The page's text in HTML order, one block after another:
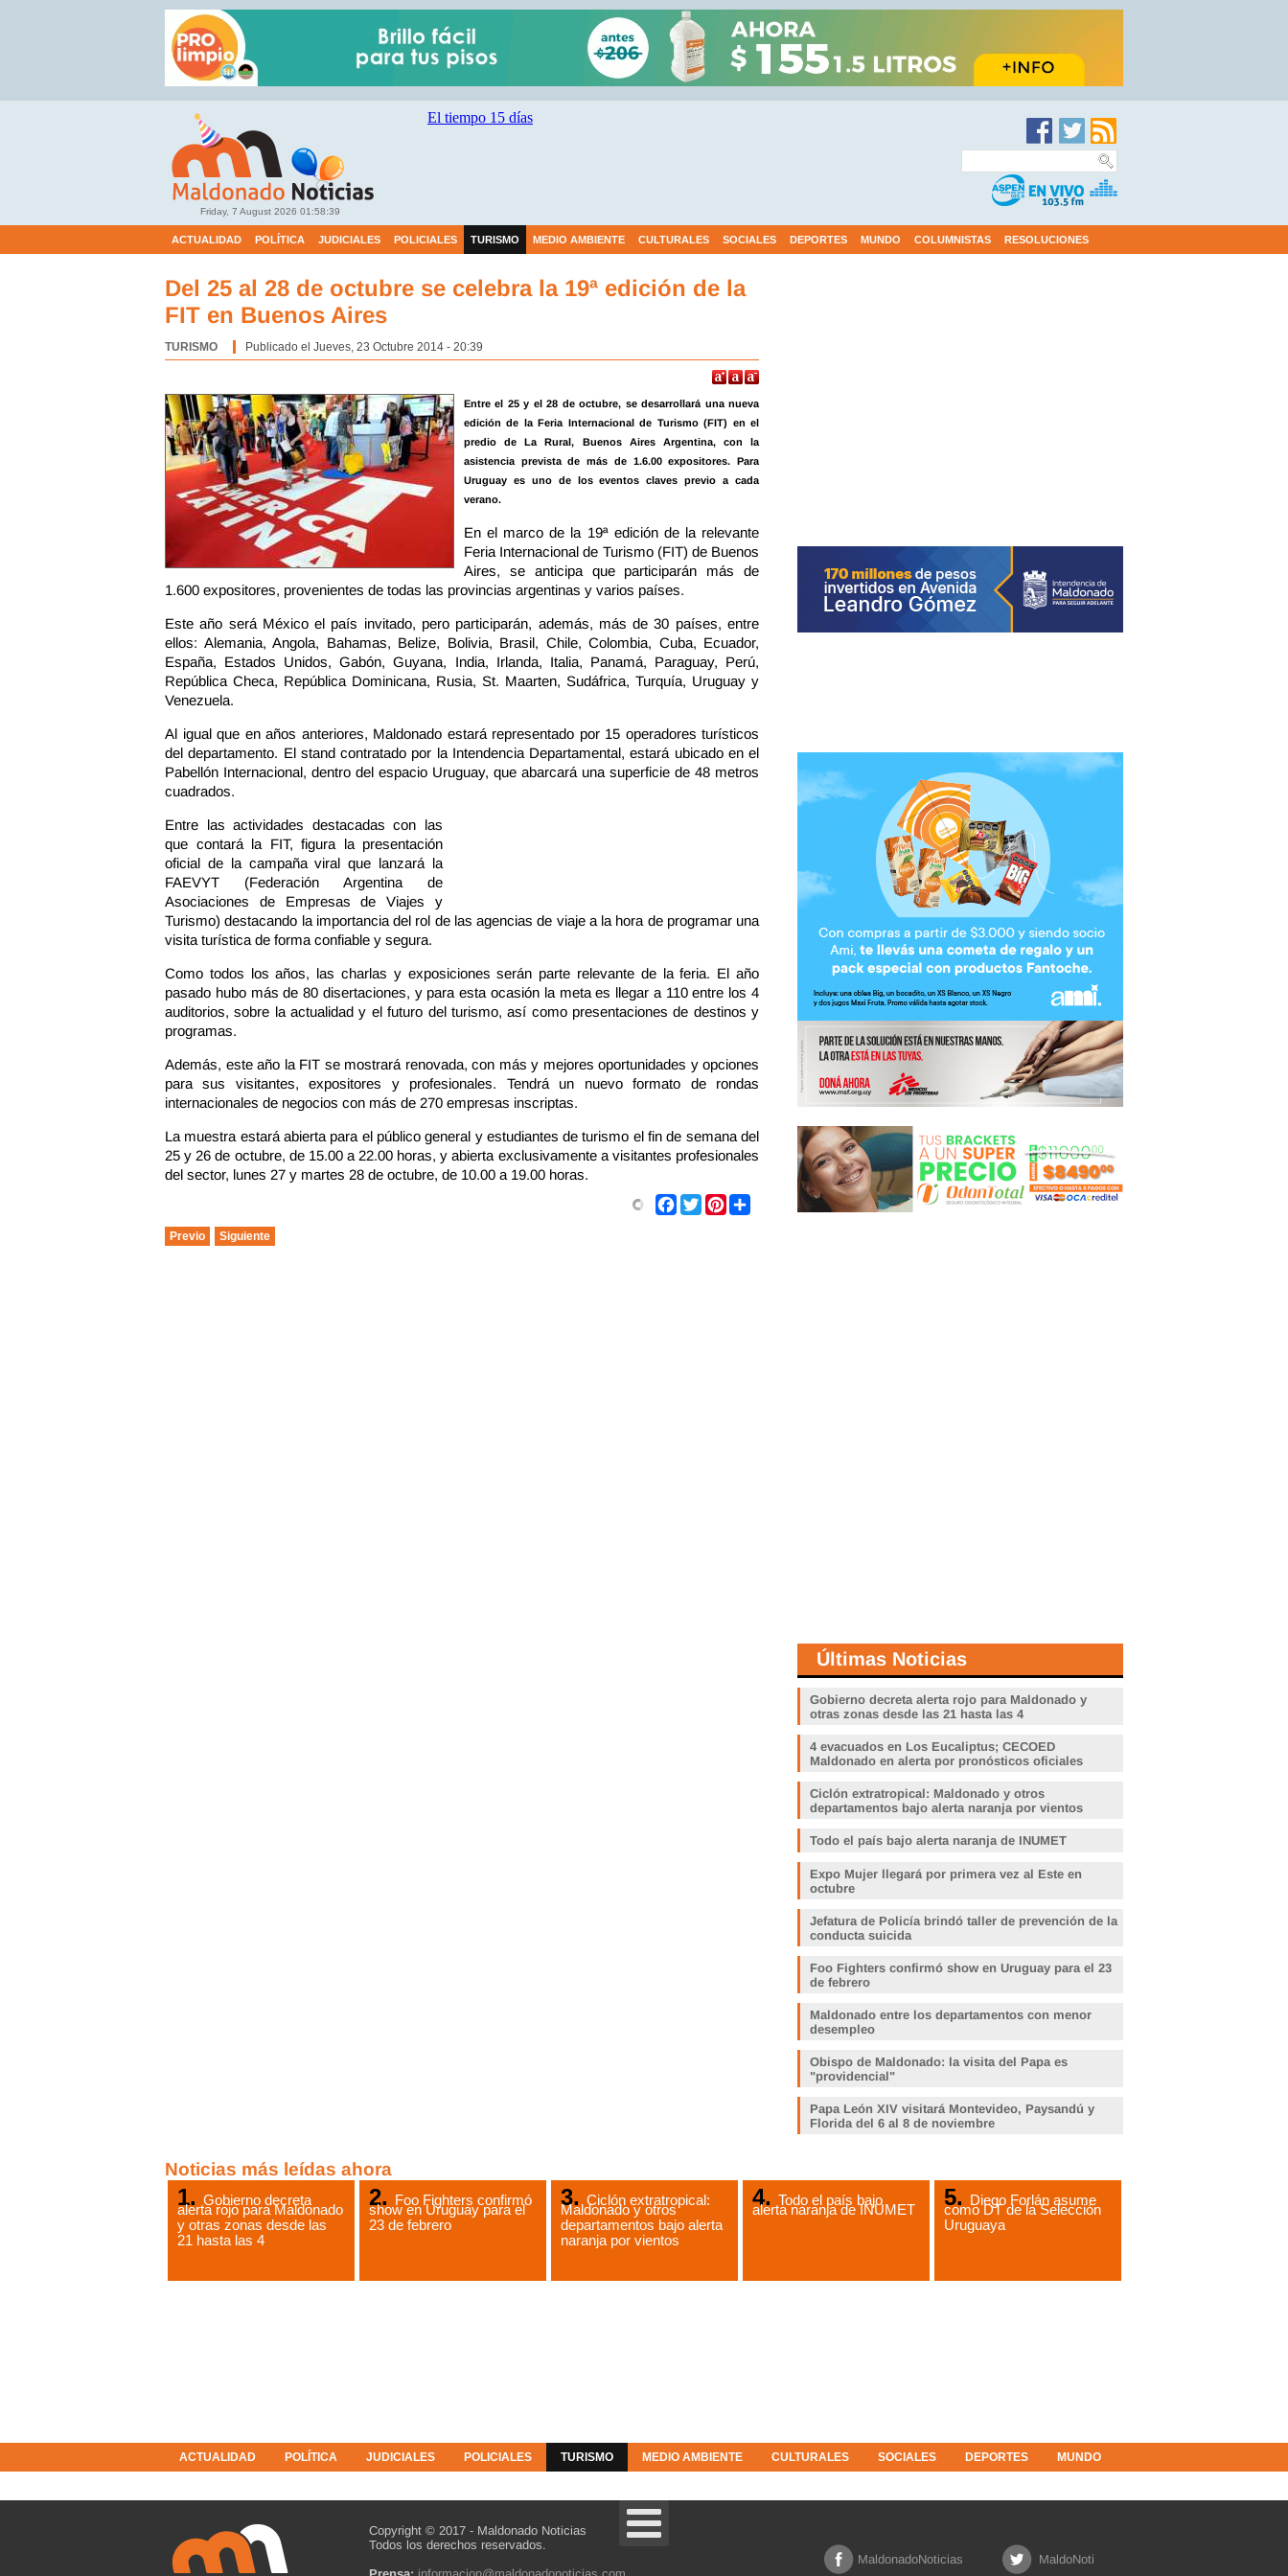
Friday, 7 August 2026 01:58:40
ACTUALIDAD POLÍTICA JUDICIALES POLICIALES TURISMO MEDIO AMBIENTE CULTURALES SOCIALES DEPORTES MUNDO COLUMNISTAS RESOLUCIONES
Del 25 al 28 de octubre se celebra la 19ª edición de la
FIT en Buenos Aires
TURISMO Publicado el Jueves, 23 Octubre 2014 - 20:39
Entre el 25 y el 28 de octubre, se desarrollará una nueva
edición de la Feria Internacional de Turismo (FIT) en el
predio de La Rural, Buenos Aires Argentina, con la
asistencia prevista de más de 1.6.00 expositores. Para
Uruguay es uno de los eventos claves previo a cada
verano.
En el marco de la 19ª edición de la relevante
Feria Internacional de Turismo (FIT) de Buenos
Aires, se anticipa que participarán más de
1.600 expositores, provenientes de todas las provincias argentinas y varios países.
Este año será México el país invitado, pero participarán, además, más de 30 países, entre
ellos: Alemania, Angola, Bahamas, Belize, Bolivia, Brasil, Chile, Colombia, Cuba, Ecuador,
España, Estados Unidos, Gabón, Guyana, India, Irlanda, Italia, Panamá, Paraguay, Perú,
República Checa, República Dominicana, Rusia, St. Maarten, Sudáfrica, Turquía, Uruguay y
Venezuela.
Al igual que en años anteriores, Maldonado estará representado por 15 operadores turísticos
del departamento. El stand contratado por la Intendencia Departamental, estará ubicado en el
Pabellón Internacional, dentro del espacio Uruguay, que abarcará una superficie de 48 metros
cuadrados.
Entre las actividades destacadas con las
que contará la FIT, figura la presentación
oficial de la campaña viral que lanzará la
FAEVYT (Federación Argentina de
Asociaciones de Empresas de Viajes y
Turismo) destacando la importancia del rol de las agencias de viaje a la hora de programar una
visita turística de forma confiable y segura.
Como todos los años, las charlas y exposiciones serán parte relevante de la feria. El año
pasado hubo más de 80 disertaciones, y para esta ocasión la meta es llegar a 110 entre los 4
auditorios, sobre la actualidad y el futuro del turismo, así como presentaciones de destinos y
programas.
Además, este año la FIT se mostrará renovada, con más y mejores oportunidades y opciones
para sus visitantes, expositores y profesionales. Tendrá un nuevo formato de rondas
internacionales de negocios con más de 270 empresas inscriptas.
La muestra estará abierta para el público general y estudiantes de turismo el fin de semana del
25 y 26 de octubre, de 15.00 a 22.00 horas, y abierta exclusivamente a visitantes profesionales
del sector, lunes 27 y martes 28 de octubre, de 10.00 a 19.00 horas.
Facebook
TwitterPinterest
Previo Siguiente
Últimas Noticias
Gobierno decreta alerta rojo para Maldonado y
otras zonas desde las 21 hasta las 4
4 evacuados en Los Eucaliptus; CECOED
Maldonado en alerta por pronósticos oficiales
Ciclón extratropical: Maldonado y otros
departamentos bajo alerta naranja por vientos
Todo el país bajo alerta naranja de INUMET
Expo Mujer llegará por primera vez al Este en
octubre
Jefatura de Policía brindó taller de prevención de la
conducta suicida
Foo Fighters confirmó show en Uruguay para el 23
de febrero
Maldonado entre los departamentos con menor
desempleo
Obispo de Maldonado: la visita del Papa es
"providencial"
Papa León XIV visitará Montevideo, Paysandú y
Florida del 6 al 8 de noviembre
Noticias más leídas ahora
Gobierno decreta
alerta rojo para Maldonado
y otras zonas desde las
21 hasta las 4
Foo Fighters confirmó
show en Uruguay para el
23 de febrero
Ciclón extratropical:
Maldonado y otros
departamentos bajo alerta
naranja por vientos
Todo el país bajo
alerta naranja de INUMET
Diego Forlán asume
como DT de la Selección
Uruguaya
ACTUALIDAD POLÍTICA JUDICIALES POLICIALES TURISMO MEDIO AMBIENTE CULTURALES SOCIALES DEPORTES MUNDO
Copyright © 2017 - Maldonado Noticias
Todos los derechos reservados.
MaldonadoNoticias MaldoNoti